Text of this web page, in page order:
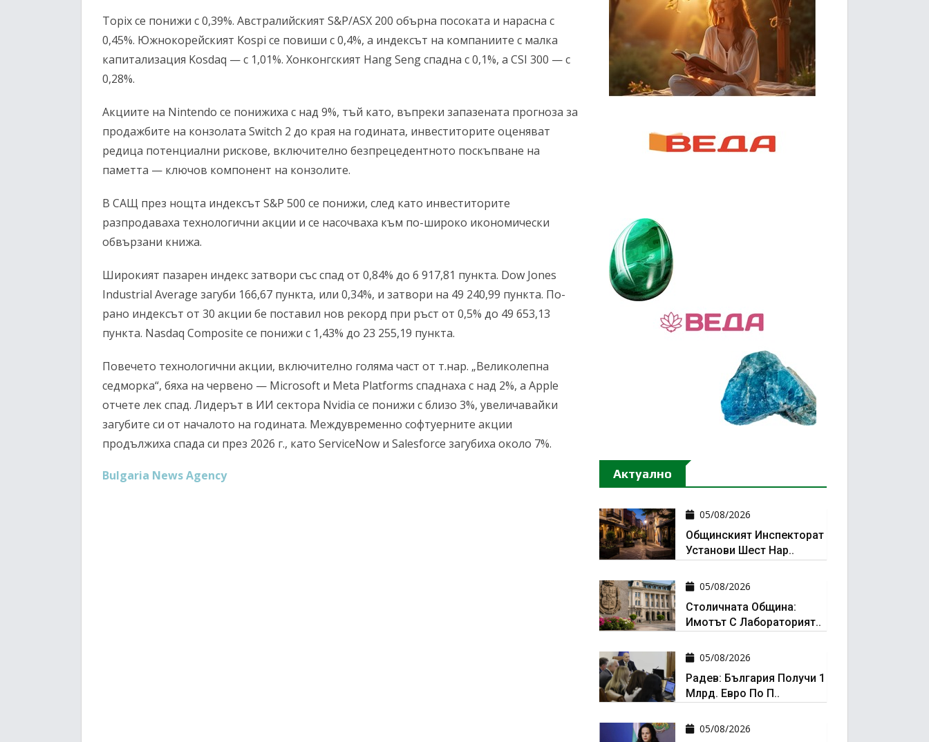
Topix се понижи с 0,39%. Австралийският S&P/ASX 200 обърна посоката и нарасна с
0,45%. Южнокорейският Kospi се повиши с 0,4%, а индексът на компаниите с малка
капитализация Kosdaq — с 1,01%. Хонконгският Hang Seng спадна с 0,1%, а CSI 300 — с
0,28%.
Акциите на Nintendo се понижиха с над 9%, тъй като, въпреки запазената прогноза за
продажбите на конзолата Switch 2 до края на годината, инвеститорите оценяват
редица потенциални рискове, включително безпрецедентното поскъпване на
паметта — ключов компонент на конзолите.
В САЩ през нощта индексът S&P 500 се понижи, след като инвеститорите
разпродаваха технологични акции и се насочваха към по-широко икономически
обвързани книжа.
Широкият пазарен индекс затвори със спад от 0,84% до 6 917,81 пункта. Dow Jones
Industrial Average загуби 166,67 пункта, или 0,34%, и затвори на 49 240,99 пункта. По-
рано индексът от 30 акции бе поставил нов рекорд при ръст от 0,5% до 49 653,13
пункта. Nasdaq Composite се понижи с 1,43% до 23 255,19 пункта.
Повечето технологични акции, включително голяма част от т.нар. „Великолепна
седморка“, бяха на червено — Microsoft и Meta Platforms спаднаха с над 2%, а Apple
отчете лек спад. Лидерът в ИИ сектора Nvidia се понижи с близо 3%, увеличавайки
загубите си от началото на годината. Междувременно софтуерните акции
продължиха спада си през 2026 г., като ServiceNow и Salesforce загубиха около 7%.
Bulgaria News Agency Актуално
05/08/2026
Общинският Инспекторат
Установи Шест Нар..
05/08/2026
Столичната Община:
Имотът С Лабораторият..
05/08/2026
Радев: България Получи 1
Млрд. Евро По П..
05/08/2026